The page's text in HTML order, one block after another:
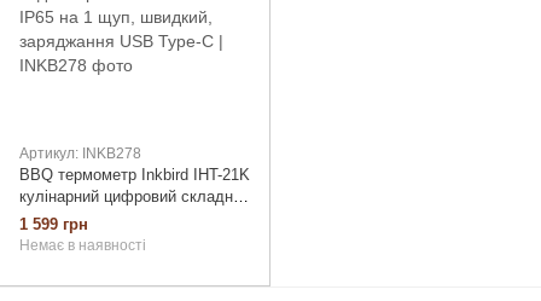
Артикул: INKB278
BBQ термометр Inkbird IHT-21K
кулінарний цифровий складний
автоматичний із LCD,
водонепроникний захист IP65
заряджання USB Type-C
1 599 грн
Немає в наявності